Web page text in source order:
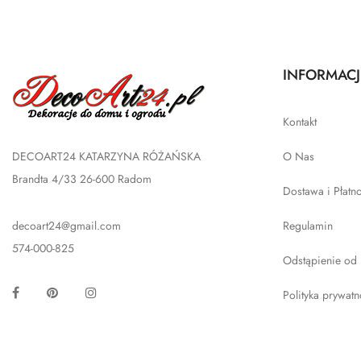
DECOART24 KATARZYNA RÓŻAŃSKA
Brandta 4/33 26-600 Radom
decoart24@gmail.com
574-000-825
Facebook Pinterest
Kontakt
O Nas
Dostawa i
Regulamin
Odstąpienie od
Polityka